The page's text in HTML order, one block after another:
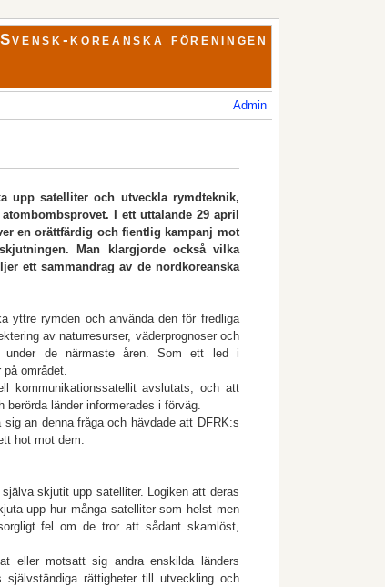
Svensk-koreanska föreningen
Admin
upp satelliter och utveckla rymdteknik,
I ett uttalande 29 april
en orättfärdig och fientlig kampanj mot
Man klargjorde också vilka
ett sammandrag av de nordkoreanska
yttre rymden och använda den för fredliga
av naturresurser, väderprognoser och
under de närmaste åren. Som ett led i
området.
kommunikationssatellit avslutats, och att
länder informerades i förväg.
an denna fråga och hävdade att DFRK:s
hot mot dem.
skjutit upp satelliter. Logiken att deras
upp hur många satelliter som helst men
fel om de tror att sådant skamlöst,
eller motsatt sig andra enskilda länders
rättigheter till utveckling och